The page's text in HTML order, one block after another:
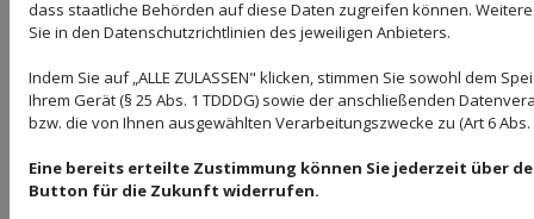
Teile des Dokumentes in ihrem Inhalt und ihrer
Hinweis zur Barrierefreiheit
Wir bemühen uns, unsere digitalen Inhalte
barrierefrei im Sinne des BFSG sowie der
dass staatliche Behörden auf diese Daten zugreifen können.
Sie in den Datenschutzrichtlinien des jeweiligen Anbieters.
Indem Sie auf „ALLE ZULASSEN" klicken, stimmen Sie sowohl dem
Ihrem Gerät (§ 25 Abs. 1 TDDDG) sowie der anschließenden
bzw. die von Ihnen ausgewählten Verarbeitungszwecke zu (Art 6 Abs.
Eine bereits erteilte Zustimmung können Sie jederzeit über
Button für die Zukunft widerrufen.